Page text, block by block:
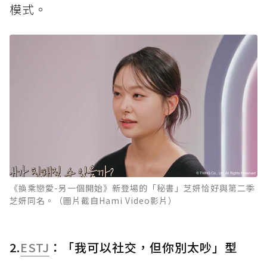
模式。
《換乘戀愛-另一個開始》新登場的「秘書」芝妍恰好與第二季
芝妍同名。（圖片截自Hami Video影片）
2.ESTJ ：「我可以社交，但你別太吵」型